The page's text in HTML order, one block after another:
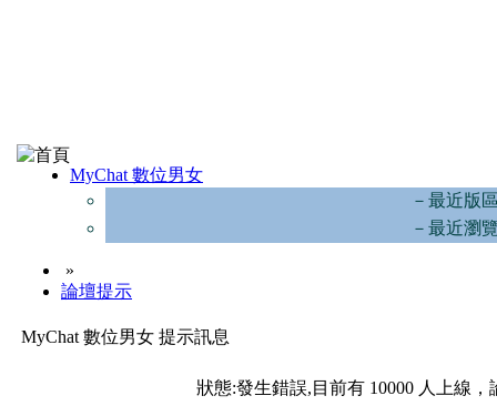
MyChat 數位男女
－最近版
－最近瀏
»
論壇提示
MyChat 數位男女 提示訊息
狀態:發生錯誤,目前有 10000 人上線